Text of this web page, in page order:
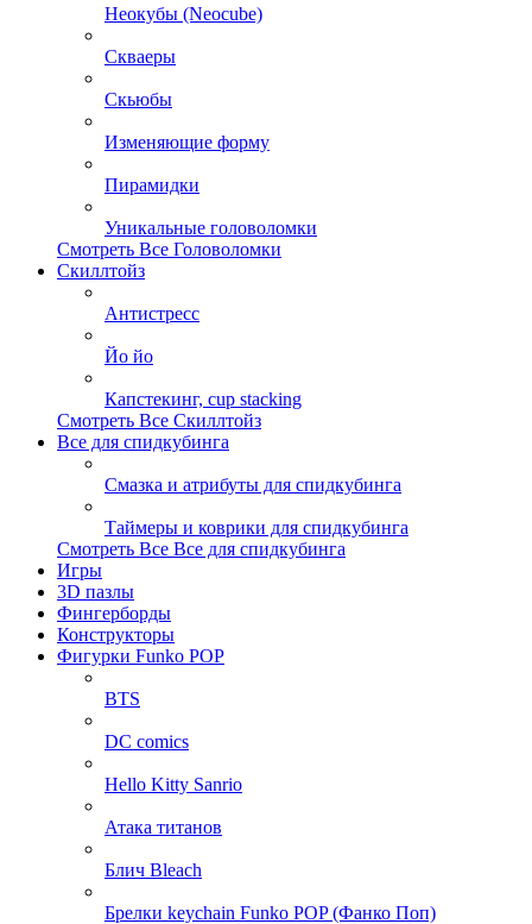
Неокубы (Neocube)
Скваеры
Скьюбы
Изменяющие форму
Пирамидки
Уникальные головоломки
Смотреть Все Головоломки
Скиллтойз
Антистресс
Йо йо
Капстекинг, cup stacking
Смотреть Все Скиллтойз
Все для спидкубинга
Смазка и атрибуты для спидкубинга
Таймеры и коврики для спидкубинга
Смотреть Все Все для спидкубинга
Игры
3D пазлы
Фингерборды
Конструкторы
Фигурки Funko POP
BTS
DC comics
Hello Kitty Sanrio
Атака титанов
Блич Bleach
Брелки keychain Funko POP (Фанко Поп)